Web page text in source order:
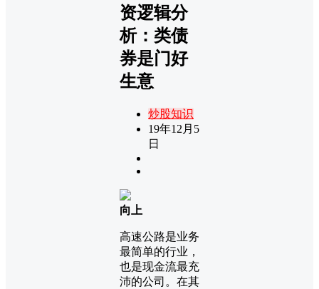
资逻辑分
析：类债
券是门好
生意
炒股知识
19年12月5
日
向上
高速公路是业务
最简单的行业，
也是现金流最充
沛的公司。在其